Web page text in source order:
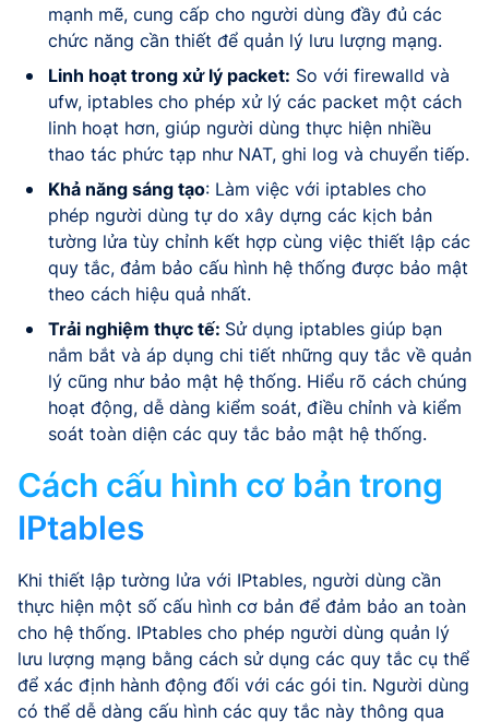
mạnh mẽ, cung cấp cho người dùng đầy đủ các
chức năng cần thiết để quản lý lưu lượng mạng.
Linh hoạt trong xử lý packet: So với firewalld và
ufw, iptables cho phép xử lý các packet một cách
linh hoạt hơn, giúp người dùng thực hiện nhiều
thao tác phức tạp như NAT, ghi log và chuyển tiếp.
Khả năng sáng tạo: Làm việc với iptables cho
phép người dùng tự do xây dựng các kịch bản
tường lửa tùy chỉnh kết hợp cùng việc thiết lập các
quy tắc, đảm bảo cấu hình hệ thống được bảo mật
theo cách hiệu quả nhất.
Trải nghiệm thực tế: Sử dụng iptables giúp bạn
nắm bắt và áp dụng chi tiết những quy tắc về quản
lý cũng như bảo mật hệ thống. Hiểu rõ cách chúng
hoạt động, dễ dàng kiểm soát, điều chỉnh và kiểm
soát toàn diện các quy tắc bảo mật hệ thống.
Cách cấu hình cơ bản trong
IPtables
Khi thiết lập tường lửa với IPtables, người dùng cần
thực hiện một số cấu hình cơ bản để đảm bảo an toàn
cho hệ thống. IPtables cho phép người dùng quản lý
lưu lượng mạng bằng cách sử dụng các quy tắc cụ thể
để xác định hành động đối với các gói tin. Người dùng
có thể dễ dàng cấu hình các quy tắc này thông qua